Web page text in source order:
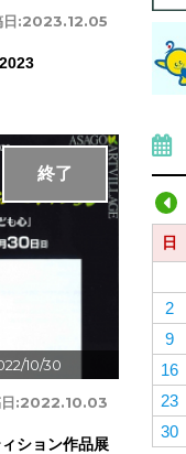
:2023.12.05
10/30
終了
:2022.10.03
ション作品展
日
2
9
16
23
30